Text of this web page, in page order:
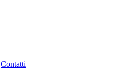
Contatti